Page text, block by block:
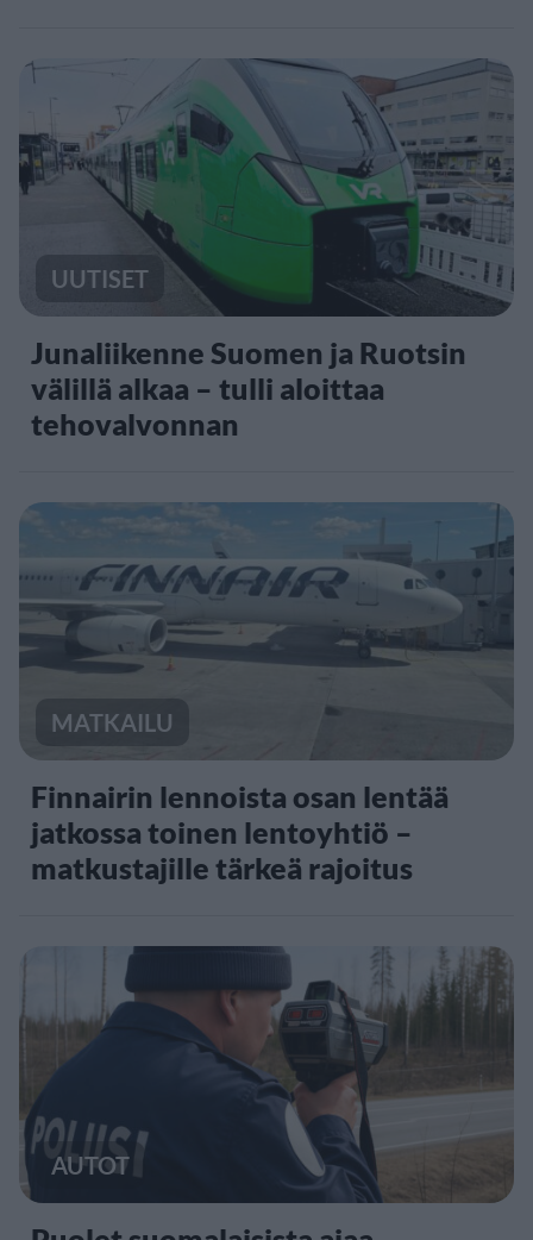
UUTISET
Junaliikenne Suomen ja Ruotsin
välillä alkaa – tulli aloittaa
tehovalvonnan
MATKAILU
Finnairin lennoista osan lentää
jatkossa toinen lentoyhtiö –
matkustajille tärkeä rajoitus
AUTOT